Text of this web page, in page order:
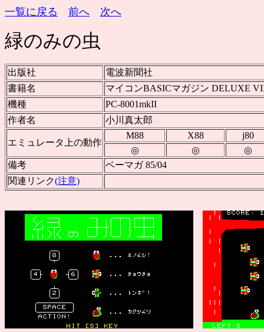
一覧に戻る 前へ 次へ
緑のみの虫
出版社
電波新聞社
書籍名
マイコンBASICマガジン DELUXE
機種
PC-8001mkII
作者名
小川真太郎
エミュレータ上の動作
M88 X88
j80
◎
◎
◎
備考
ベーマガ 85/04
関連リンク(注意)